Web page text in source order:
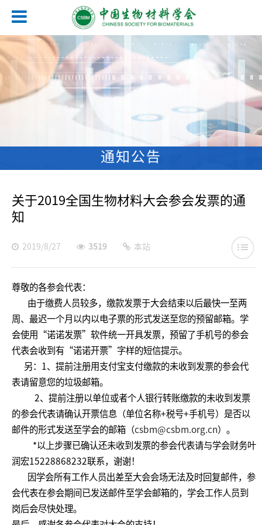
通知公告
关于2019全国生物材料大会参会发票的通
知
2019/8/27 3519 本站
尊敬的各参会代表：
由于缴费人员较多，缴款发票于大会结束以后最快一至两
周、最迟一个月以内以电子票的形式发送至您的预留邮箱。学
会使用“诺诺发票”软件统一开具发票，预留了手机号的参会
代表会收到有“诺诺开票”字样的短信提示。
另：1、提前注册用支付宝支付缴款的未收到发票的参会代
表请留意您的垃圾邮箱。
2、提前注册以单位或者个人银行转账缴款的未收到发票
的参会代表请确认开票信息（单位名称+税号+手机号）是否以
邮件的形式发送至学会的邮箱（csbm@csbm.org.cn）。
*以上步骤已确认还未收到发票的参会代表请与学会财务叶
润宏15228868232联系，谢谢！
因学会所有工作人员出差至大会会场无法及时回复邮件，参
会代表在参会期间已发送邮件至学会邮箱的，学会工作人员到
岗后会尽快处理。